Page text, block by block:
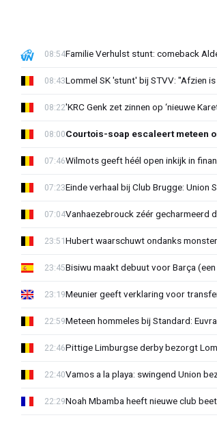
Familie Verhulst stunt: comeback
08:54
Lommel SK 'stunt' bij STVV: "Afzien
08:43
'KRC Genk zet zinnen op ‘nieuwe
08:22
Courtois-soap escaleert meteen
08:00
Wilmots geeft héél open inkijk in
07:46
Einde verhaal bij Club Brugge: Union
07:23
Vanhaezebrouck zéér gecharmeerd
07:04
Hubert waarschuwt ondanks
23:51
Bisiwu maakt debuut voor Barça
23:45
Meunier geeft verklaring voor
23:19
Meteen hommeles bij Standard:
22:59
Pittige Limburgse derby bezorgt
22:46
Vamos a la playa: swingend Union
22:40
Noah Mbamba heeft nieuwe club beet
22:29